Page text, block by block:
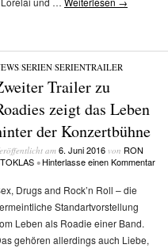
/SERIEN/SERIENTRAILER
Trailer zu
zeigt das Leben
der Konzertbühne
am 6. Juni 2016von RON
• Hinterlasse einen Kommentar
Drugs and Rock’n Roll – die
Standartvorstellung
Leben als Roadie einer Band.
gehören allerdings auch Liebe,